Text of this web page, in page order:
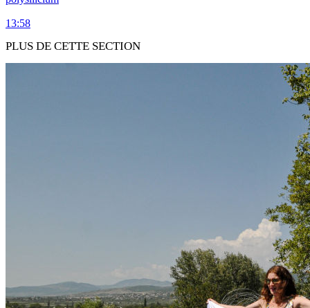
13:58
PLUS DE CETTE SECTION